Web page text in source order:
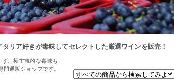
リア好きが毒味してセレクトした厳選ワインを販売！
、極主観的な毒味も
通販ショップです。